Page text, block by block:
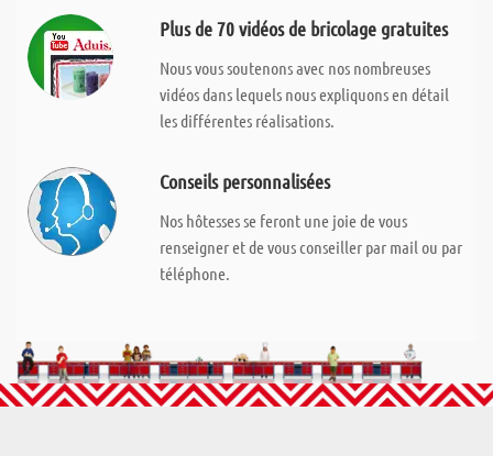
Plus de 70 vidéos de bricolage gratuites
Nous vous soutenons avec nos nombreuses
vidéos dans lequels nous expliquons en détail
les différentes réalisations.
Conseils personnalisées
Nos hôtesses se feront une joie de vous
renseigner et de vous conseiller par mail ou par
téléphone.